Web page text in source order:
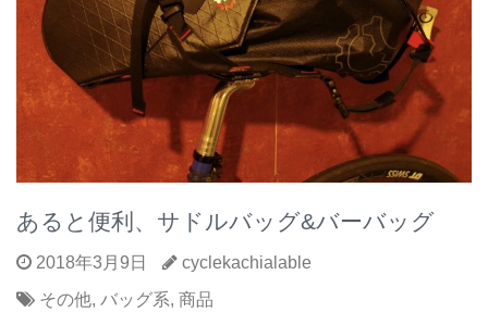
あると便利、サドルバッグ&バーバッグ
2018年3月9日
cyclekachialable
その他, バッグ系, 商品